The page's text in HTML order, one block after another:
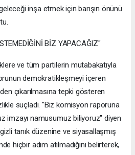
inşa etmek için barışın önünü
BİZ YAPACAĞIZ"
ve tüm partilerin mutabakatıyla
demokratikleşmeyi içeren
çıkarılmasına tepki gösteren
suçladı. "Biz komisyon raporuna
imzayı namusumuz biliyoruz" diyen
tanık düzenine ve siyasallaşmış
hiçbir adım atılmadığını belirterek,